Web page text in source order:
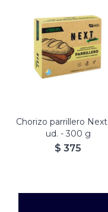
Chorizo parrillero
ud. - 300 g
$ 375